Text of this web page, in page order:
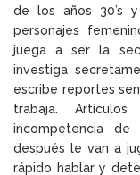
de los años 30’s
personajes
juega a ser la
investiga
escribe reportes
trabaja.
incompetencia
después le van a
rápido hablar y